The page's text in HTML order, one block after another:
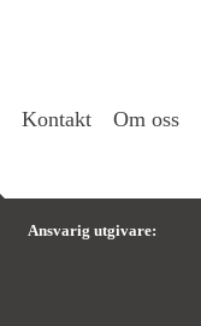
Kontakt Om oss
Ansvarig utgivare: